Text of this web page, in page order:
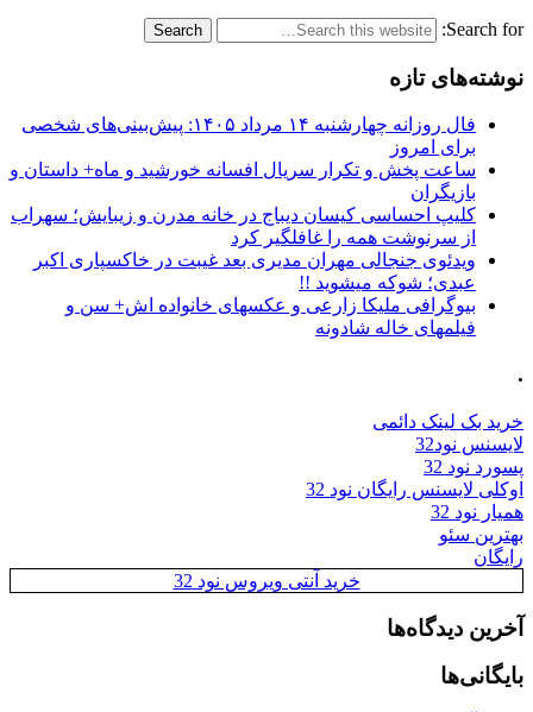
Search for:
نوشته‌های تازه
فال روزانه چهارشنبه ۱۴ مرداد ۱۴۰۵: پیش‌بینی‌های شخصی
برای امروز
ساعت پخش و تکرار سریال افسانه خورشید و ماه+ داستان و
بازیگران
کلیپ احساسی کیسان دیباج در خانه مدرن و زیبایش؛ سهراب
از سرنوشت همه را غافلگیر کرد
ویدئوی جنجالی مهران مدیری بعد غیبت در خاکسپاری اکبر
عبدی؛ شوکه میشوید !!
بیوگرافی ملیکا زارعی و عکسهای خانواده اش+ سن و
فیلمهای خاله شادونه
.
خرید بک لینک دائمی
لایسنس نود32
پسورد نود 32
اوکلی لایسنس رایگان نود 32
همیار نود 32
بهترین سئو
رایگان
خرید آنتی ویروس نود 32
آخرین دیدگاه‌ها
بایگانی‌ها